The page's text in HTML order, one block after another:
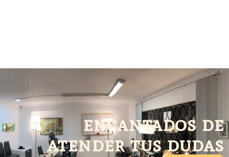
encantados de
atender tus dudas